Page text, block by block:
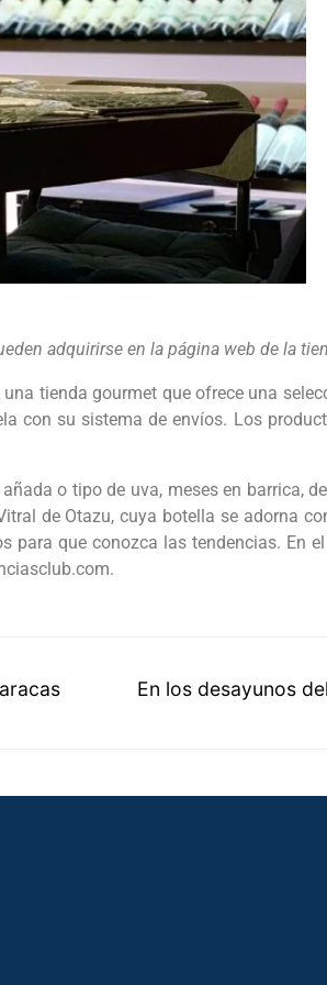
adquirirse en la página web de la
tienda gourmet que ofrece una
con su sistema de envíos. Los
o tipo de uva, meses en barrica,
de Otazu, cuya botella se adorna
que conozca las tendencias. En
En los desayunos